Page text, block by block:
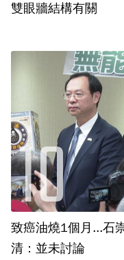
雙眼牆結構有關
致癌油燒1個月...石崇良
清：並未討論